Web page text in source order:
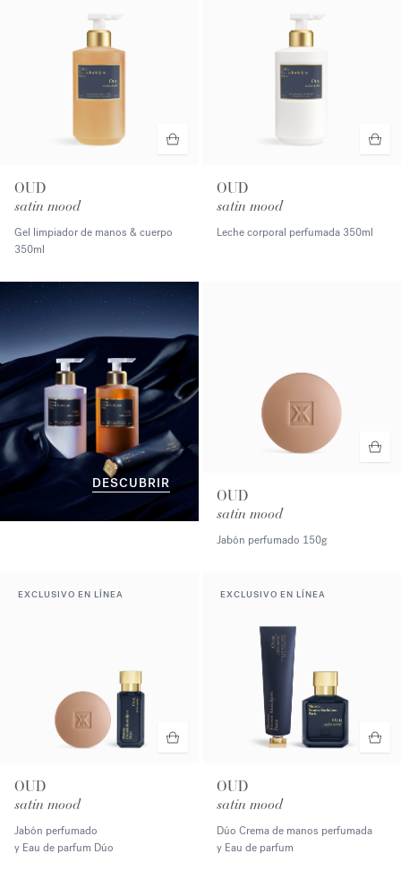
OUD
satin mood
Gel limpiador de manos & cuerpo
350ml
OUD
satin mood
Leche corporal perfumada 350ml
DESCUBRIR
OUD
satin mood
Jabón perfumado 150g
EXCLUSIVO EN LÍNEA
OUD
satin mood
Jabón perfumado
y Eau de parfum Dúo
EXCLUSIVO EN LÍNEA
OUD
satin mood
Dúo Crema de manos perfumada
y Eau de parfum